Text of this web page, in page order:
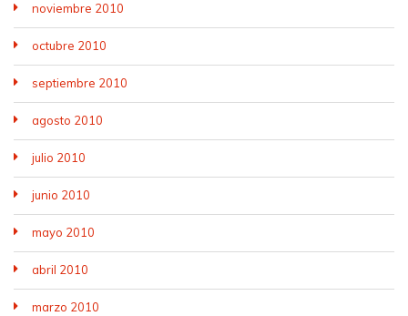
noviembre 2010
octubre 2010
septiembre 2010
agosto 2010
julio 2010
junio 2010
mayo 2010
abril 2010
marzo 2010